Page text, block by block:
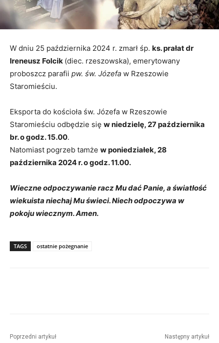
W dniu 25 października 2024 r. zmarł śp. ks. prałat dr
Ireneusz Folcik (diec. rzeszowska), emerytowany
proboszcz parafii pw. św. Józefa w Rzeszowie
Staromieściu.
Eksporta do kościoła św. Józefa w Rzeszowie
Staromieściu odbędzie się w niedzielę, 27 października
br. o godz. 15.00.
Natomiast pogrzeb tamże w poniedziałek, 28
października 2024 r. o godz. 11.00.
Wieczne odpoczywanie racz Mu dać Panie, a światłość
wiekuista niechaj Mu świeci. Niech odpoczywa w
pokoju wiecznym. Amen.
TAGS ostatnie pożegnanie
Poprzedni artykuł Następny artykuł